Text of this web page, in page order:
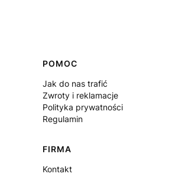
Linki w stopce
POMOC
Jak do nas trafić
Zwroty i reklamacje
Polityka prywatności
Regulamin
FIRMA
Kontakt